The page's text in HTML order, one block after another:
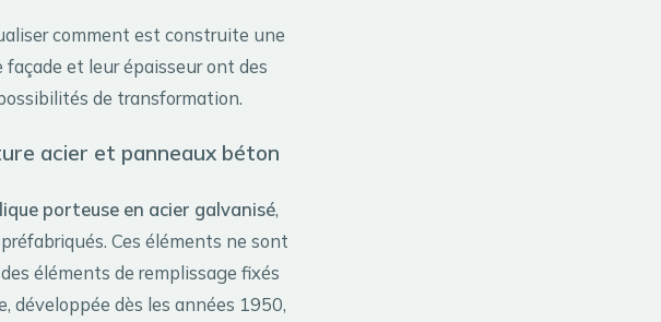
comment est construite une
façade et leur épaisseur ont des
de transformation.
acier et panneaux béton
porteuse en acier galvanisé,
Ces éléments ne sont
éléments de remplissage fixés
développée dès les années 1950,